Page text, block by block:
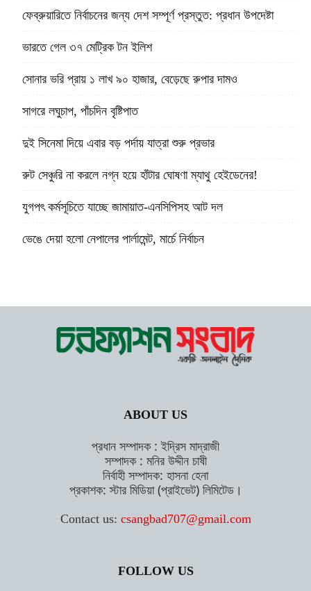
ফেব্রুয়ারিতে নির্বাচনের জন্য দেশ সম্পূর্ণ প্রস্তুত: প্রধান উপদেষ্টা
ভারতে গেল ৩৭ মেট্রিক টন ইলিশ
সোনার ভরি প্রায় ১ লাখ ৯০ হাজার, বেড়েছে রুপার দামও
সাগরে লঘুচাপ, পাঁচদিন বৃষ্টিপাত
দুই সিনেমা দিয়ে এবার বড় পর্দায় যাত্রা শুরু প্রভার
রুট সেঞ্চুরি না করলে নগ্ন হয়ে হাঁটার ঘোষণা ম্যাথু হেইডেনের!
যুগপৎ কর্মসূচিতে যাচ্ছে জামায়াত-এনসিপিসহ আট দল
ভেঙে দেয়া হলো নেপালের পার্লামেন্ট, মার্চে নির্বাচন
ABOUT US
প্রধান সম্পাদক : ইদ্রিস মাদ্রাজী
সম্পাদক : মনির উদ্দীন চাষী
নির্বাহী সম্পাদক: হাসনা হেনা
প্রকাশক: স্টার মিডিয়া (প্রাইভেট) লিমিটেড।
Contact us: csangbad707@gmail.com
FOLLOW US